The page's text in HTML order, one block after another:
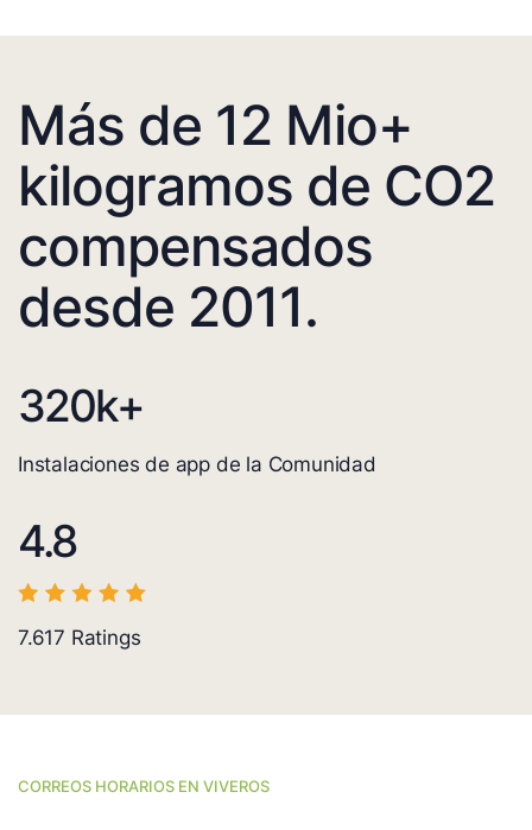
Más de 12 Mio+
kilogramos de CO2
compensados
desde 2011.
320k+
Instalaciones de app de la Comunidad
4.8
7.617 Ratings
CORREOS HORARIOS EN VIVEROS